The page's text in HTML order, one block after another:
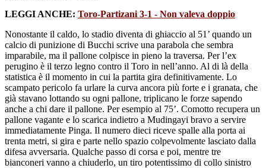
LEGGI ANCHE: Toro-Partizani 3-1 - Non valeva doppio
Nonostante il caldo, lo stadio diventa di ghiaccio al 51’ quando un
calcio di punizione di Bucchi scrive una parabola che sembra
imparabile, ma il pallone colpisce in pieno la traversa. Per l’ex
perugino è il terzo legno contro il Toro in nell’anno. Al di là della
statistica è il momento in cui la partita gira definitivamente. Lo
scampato pericolo fa urlare la curva ancora più forte e i granata, che
già stavano lottando su ogni pallone, triplicano le forze sapendo
anche a chi dare il pallone. Per esempio al 75’. Comotto recupera un
pallone vagante e lo scarica indietro a Mudingayi bravo a servire
immediatamente Pinga. Il numero dieci riceve spalle alla porta ai
trenta metri, si gira e parte nello spazio colpevolmente lasciato dalla
difesa avversaria. Qualche passo di corsa e poi, mentre tre
bianconeri vanno a chiuderlo, un tiro potentissimo di collo sinistro